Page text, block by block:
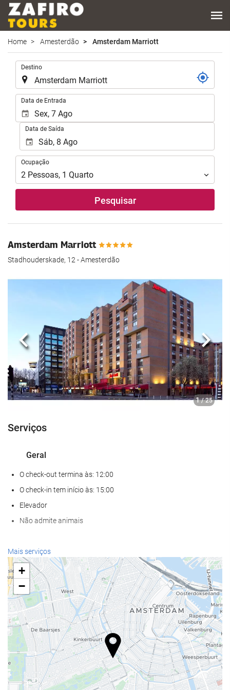
Home Amesterdão Amsterdam Marriott
Destino
Data de Entrada
Data de Saída
Ocupação
Ocupação
2 Pessoas, 1 Quarto
Pesquisar
Amsterdam Marriott
Stadhouderskade, 12 - Amesterdão
1 / 25
Anterior
Serviços
Geral
O check-out termina às: 12:00
O check-in tem início às: 15:00
Elevador
Não admite animais
Serviços de receção
Recepção disponível 24 horas
Sala para bagagem
Alimentação e bebidas
Restaurante à la carte
Bar
Instalações de negócios
Mais serviços
+
−